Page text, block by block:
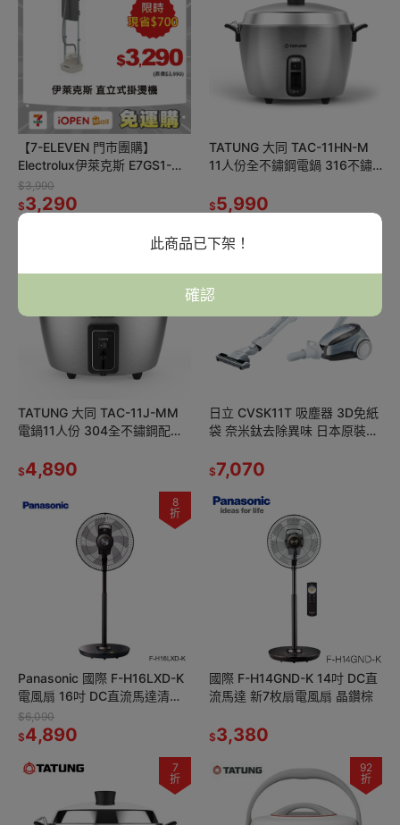
此商品已下架！
確認
【7-ELEVEN 門市團購】
Electrolux伊萊克斯 E7GS1-
$3,990
$3,290
TATUNG 大同 TAC-11HN-M
11人份全不鏽鋼電鍋 316不鏽
$5,990
TATUNG 大同 TAC-11J-MM
電鍋11人份 304全不鏽鋼配件
$4,890
日立 CVSK11T 吸塵器 3D免紙
袋 奈米鈦去除異味 日本原裝進
$7,070
8
折
Panasonic 國際 F-H16LXD-K
電風扇 16吋 DC直流馬達清淨
型 7枚扇 晶鑽棕
$6,090
$4,890
國際 F-H14GND-K 14吋 DC直
流馬達 新7枚扇電風扇 晶鑽棕
$3,380
7
折
92
折